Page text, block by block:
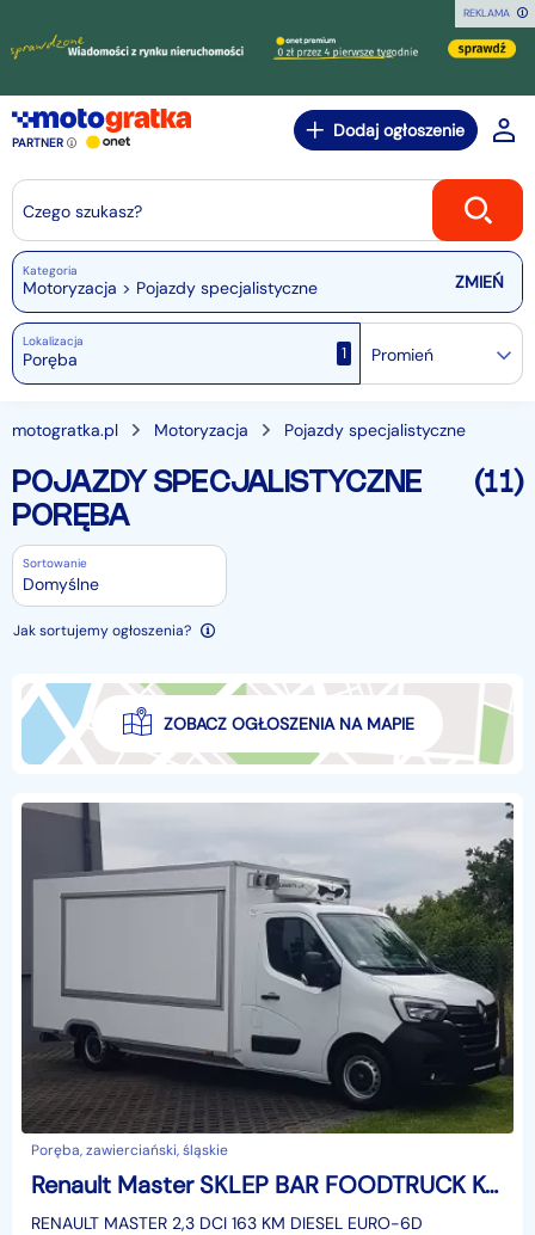
REKLAMA
PARTNER
Dodaj ogłoszenie
Czego szukasz?
Kategoria
Motoryzacja > Pojazdy specjalistyczne
Lokalizacja
1 Promień
motogratka.pl Motoryzacja Pojazdy specjalistyczne
POJAZDY SPECJALISTYCZNE
PORĘBA
(11)
Sortowanie
Domyślne
Jak sortujemy ogłoszenia?
ZOBACZ OGŁOSZENIA NA MAPIE
Poręba, zawierciański, śląskie
Renault Master SKLEP BAR FOODTRUCK KONTENER NISKOPODŁOGOWY KLIMA AUTOSKLEP AGREGA
RENAULT MASTER 2,3 DCI 163 KM DIESEL EURO-6D